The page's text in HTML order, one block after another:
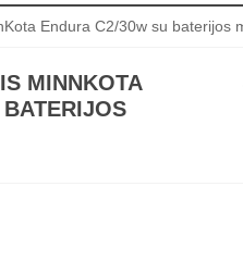
Endura C2/30w su baterijos
MINNKOTA